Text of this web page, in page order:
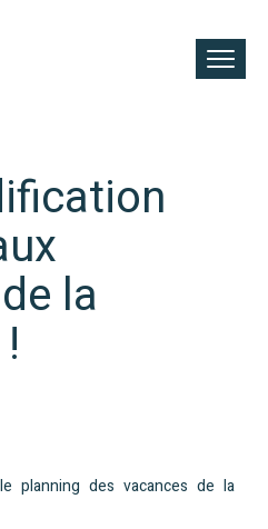
la
planning des vacances de la